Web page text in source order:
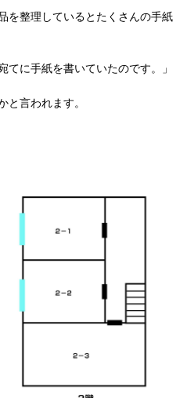
を整理しているとたくさんの手紙
に手紙を書いていたのです。」
言われます。